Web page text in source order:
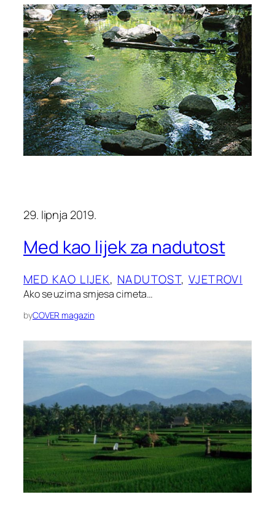
29. lipnja 2019.
Med kao lijek za nadutost
MED KAO LIJEK, NADUTOST, VJETROVI
Ako se uzima smjesa cimeta…
byCOVER magazin